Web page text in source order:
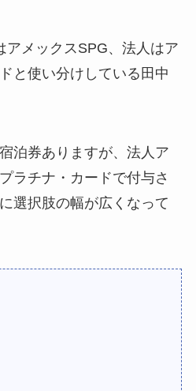
アメックスSPG、法人はア
と使い分けしている田中
泊券ありますが、法人ア
ラチナ・カードで付与さ
選択肢の幅が広くなって